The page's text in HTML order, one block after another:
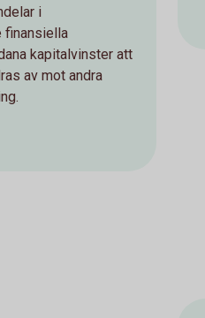
i
finansiella
kapitalvinster att
av mot andra